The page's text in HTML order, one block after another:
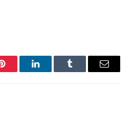
Pinterest LinkedInTumblr Email